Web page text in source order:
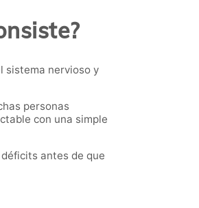
sistema nervioso y
personas
con una simple
antes de que